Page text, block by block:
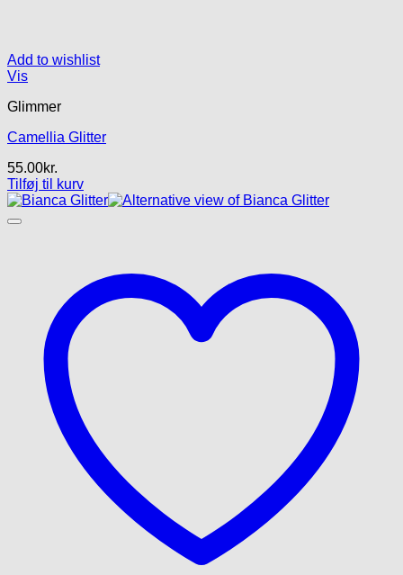
Add to wishlist
Vis
Glimmer
Camellia Glitter
55.00kr.
Tilføj til kurv